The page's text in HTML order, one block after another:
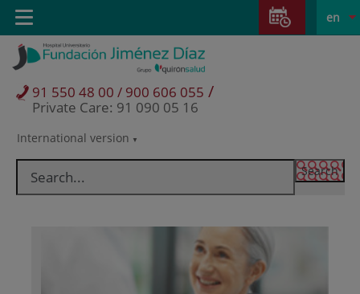
Jump to content
Jump
content
Language
selector
Active
en
International version
91 550 48 00 / 900 606 055 /
Private Care: 91 090 05 16
Toggle
navigation